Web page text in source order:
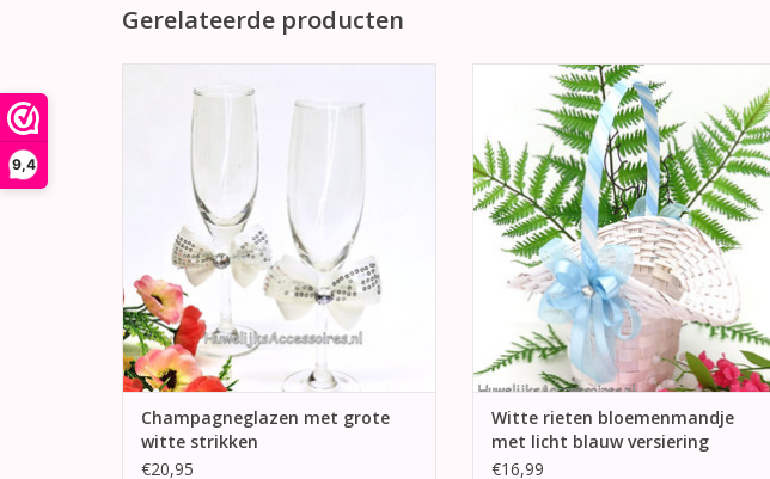
9,4
Gerelateerde producten
versierd met grote witte strikken met zilver
pailletjes, in de center van de witte strik
een grote stras steen.
TOEVOEGEN AAN WINKELWAGEN
Champagneglazen met grote
witte strikken
€20,95
Hele mooie 'white wash' rieten
strooimandje. Het hengsel van het
bloemenmandje is gewikkeld met licht
blauw organza en licht blauw satijnen lint.
TOEVOEGEN AAN WINKELWAGEN
Witte rieten bloemenmandje
met licht blauw versiering
€16,99